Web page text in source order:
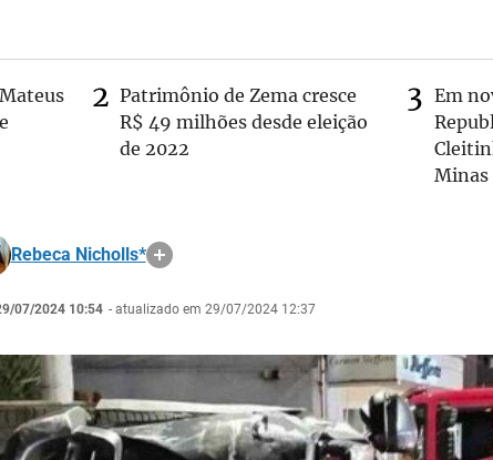
Patrimônio de Zema cresce
R$ 49 milhões desde eleição
de 2022
Em
Minas
Rebeca Nicholls*
07/2024 10:54 - atualizado em 29/07/2024 12:37